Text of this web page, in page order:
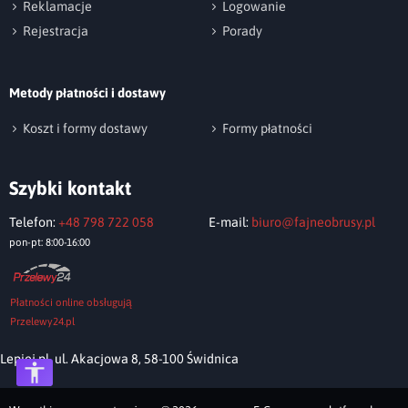
Wyślij opinię
Reklamacje
Logowanie
Rejestracja
Porady
Metody płatności i dostawy
Koszt i formy dostawy Formy płatności
Szybki kontakt
Telefon: +48 798 722 058
pon-pt: 8:00-16:00
E-mail: biuro@fajneobrusy.pl
Płatności online obsługują
Przelewy24.pl
Lepiej.pl, ul. Akacjowa 8, 58-100 Świdnica